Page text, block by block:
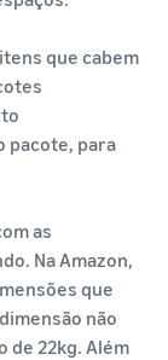
que cabem
pacote, para
as
Na Amazon,
que
não
de 22kg. Além